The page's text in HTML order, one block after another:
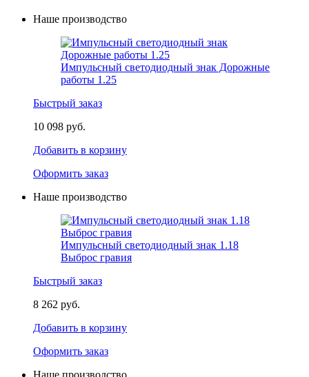
Наше производство
Импульсный светодиодный знак Дорожные
работы 1.25
Быстрый заказ
10 098 руб.
Добавить в корзину
Оформить заказ
Наше производство
Импульсный светодиодный знак 1.18
Выброс гравия
Быстрый заказ
8 262 руб.
Добавить в корзину
Оформить заказ
Наше производство